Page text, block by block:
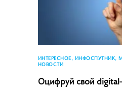
ИНТЕРЕСНОЕ, ИНФОСПУТНИК,
НОВОСТИ
Оцифруй свой digital-